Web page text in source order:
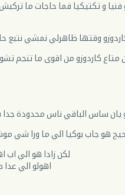
و تكتيكيا فما حاجات ما
كاردوزو وقتها ظاهرلي نمشي
متاع كاردوزو من اقوى ما
يان ساس الباقي ناس محدودة
هو جاب بوكيا الي ما ورا شي
لكن زادا هو الي اب
اهولو الي